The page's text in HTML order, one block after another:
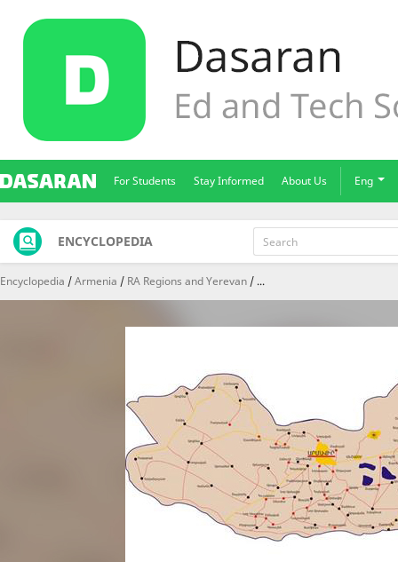
For Students Stay Informed About Us Eng
ENCYCLOPEDIA
Encyclopedia Armenia RA Regions and Yerevan ...